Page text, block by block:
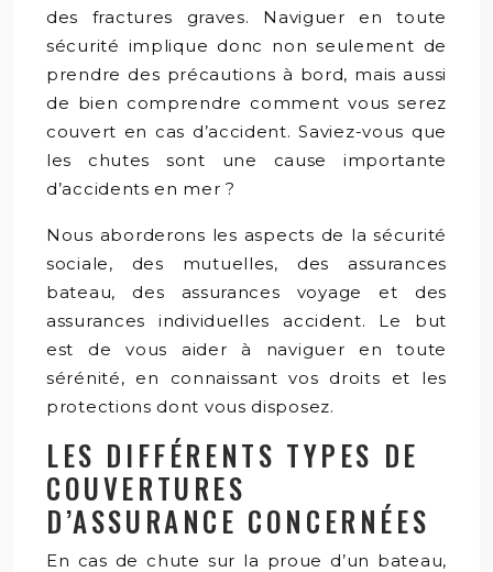
des fractures graves. Naviguer en toute
sécurité implique donc non seulement de
prendre des précautions à bord, mais aussi
de bien comprendre comment vous serez
couvert en cas d’accident. Saviez-vous que
les chutes sont une cause importante
d’accidents en mer ?
Nous aborderons les aspects de la sécurité
sociale, des mutuelles, des assurances
bateau, des assurances voyage et des
assurances individuelles accident. Le but
est de vous aider à naviguer en toute
sérénité, en connaissant vos droits et les
protections dont vous disposez.
LES DIFFÉRENTS TYPES DE
COUVERTURES
D’ASSURANCE CONCERNÉES
En cas de chute sur la proue d’un bateau,